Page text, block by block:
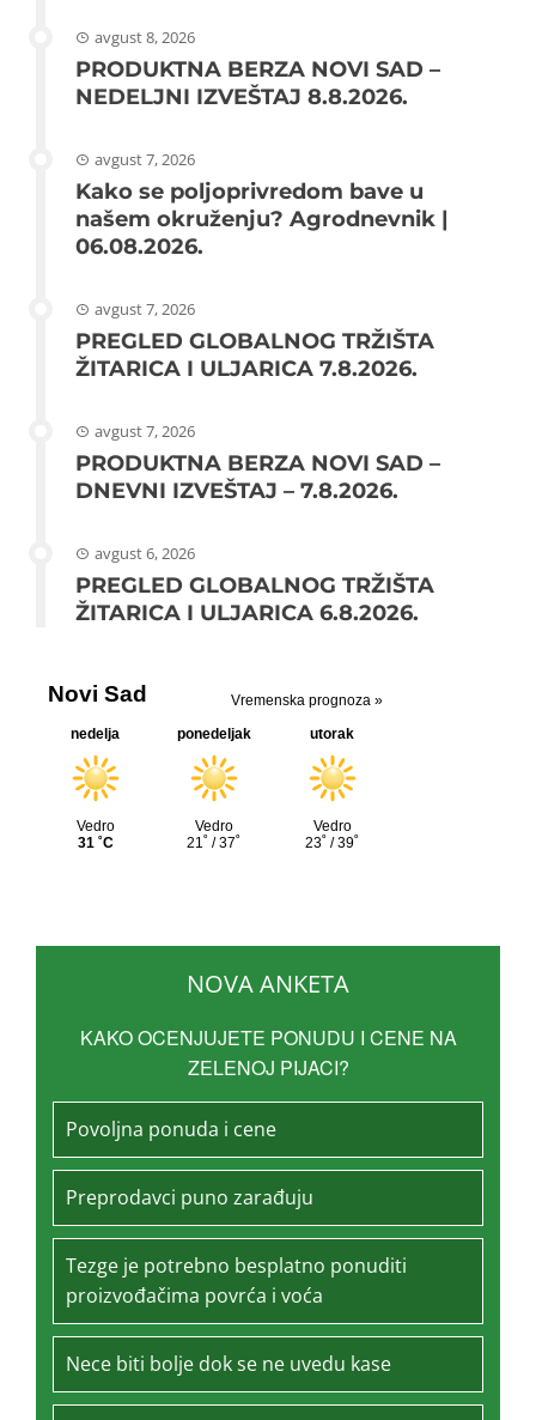
avgust 8, 2026
PRODUKTNA BERZA NOVI SAD –
NEDELJNI IZVEŠTAJ 8.8.2026.
avgust 7, 2026
Kako se poljoprivredom bave u
našem okruženju? Agrodnevnik |
06.08.2026.
avgust 7, 2026
PREGLED GLOBALNOG TRŽIŠTA
ŽITARICA I ULJARICA 7.8.2026.
avgust 7, 2026
PRODUKTNA BERZA NOVI SAD –
DNEVNI IZVEŠTAJ – 7.8.2026.
avgust 6, 2026
PREGLED GLOBALNOG TRŽIŠTA
ŽITARICA I ULJARICA 6.8.2026.
NOVA ANKETA
KAKO OCENJUJETE PONUDU I CENE NA
ZELENOJ PIJACI?
Povoljna ponuda i cene
Preprodavci puno zarađuju
Tezge je potrebno besplatno ponuditi
proizvođačima povrća i voća
Nece biti bolje dok se ne uvedu kase